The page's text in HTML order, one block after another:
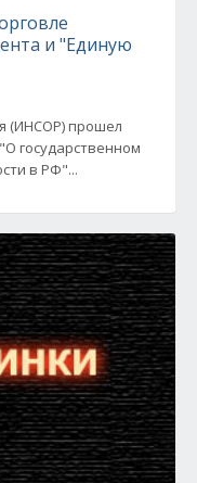
и "Единую
(ИНСОР) прошел
государственном
в РФ"...